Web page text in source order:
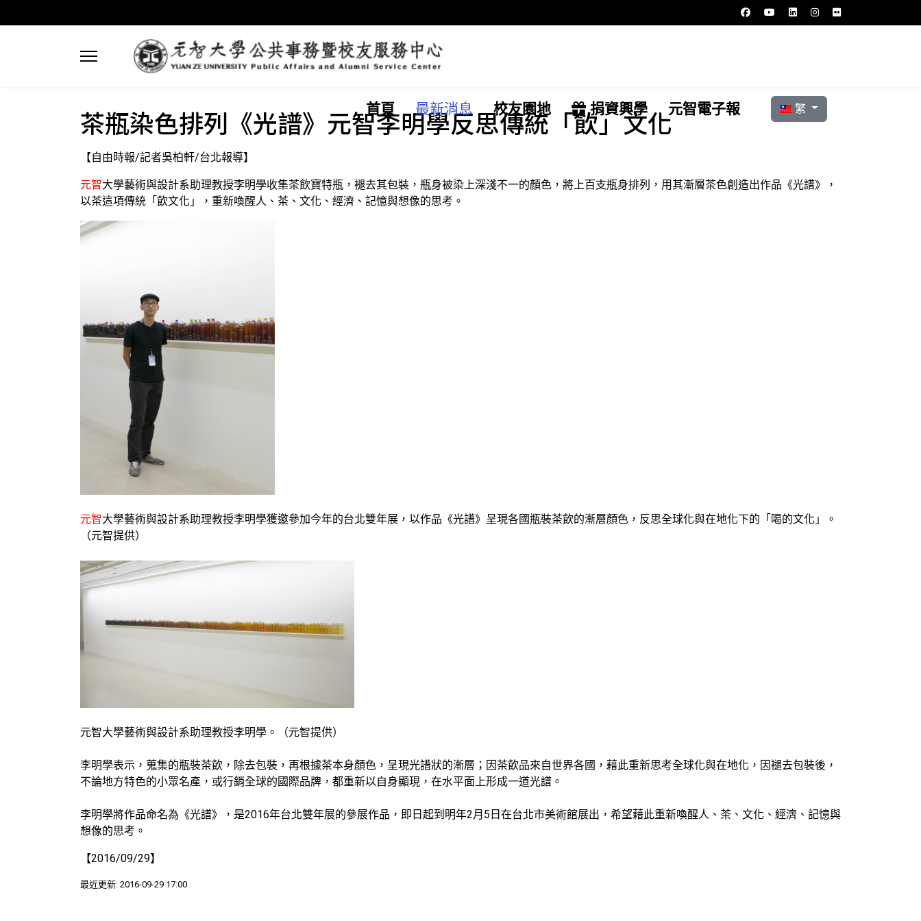
首頁 最新消息 校友園地 捐資興學 元智電子報 選擇你的語言
繁
茶瓶染色排列《光譜》元智李明學反思傳統「飲」文化
【自由時報/記者吳柏軒/台北報導】
元智大學藝術與設計系助理教授李明學收集茶飲寶特瓶，褪去其包裝，瓶身被染上深淺不一的顏色，將上百支瓶身排列，用其漸層茶色創造出作品《光譜》，
以茶這項傳統「飲文化」，重新喚醒人、茶、文化、經濟、記憶與想像的思考。
元智大學藝術與設計系助理教授李明學獲邀參加今年的台北雙年展，以作品《光譜》呈現各國瓶裝茶飲的漸層顏色，反思全球化與在地化下的「喝的文化」。
（元智提供）
元智大學藝術與設計系助理教授李明學。（元智提供）
李明學表示，蒐集的瓶裝茶飲，除去包裝，再根據茶本身顏色，呈現光譜狀的漸層；因茶飲品來自世界各國，藉此重新思考全球化與在地化，因褪去包裝後，
不論地方特色的小眾名產，或行銷全球的國際品牌，都重新以自身顯現，在水平面上形成一道光譜。
李明學將作品命名為《光譜》，是2016年台北雙年展的參展作品，即日起到明年2月5日在台北市美術館展出，希望藉此重新喚醒人、茶、文化、經濟、記憶與
想像的思考。
【2016/09/29】
最近更新: 2016-09-29 17:00